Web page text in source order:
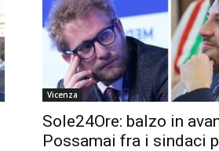
Vicenza
Sole24Ore: balzo in
Possamai fra i sindaci